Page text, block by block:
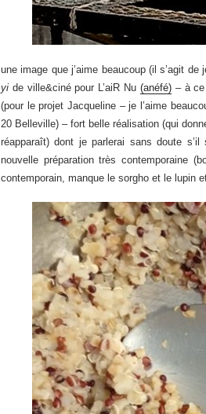
une image que j’aime beaucoup (il s’agit
yi de ville&ciné pour L’aiR Nu (anéfé)– à ce
(pour le projet Jacqueline – je l’aime
20 Belleville) – fort belle réalisation (qui
réapparaît) dont je parlerai sans doute
nouvelle préparation très contemporaine
contemporain, manque le sorgho et le lupin